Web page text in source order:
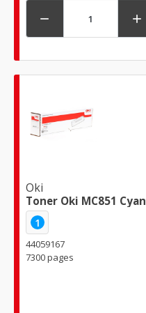
 
Oki
Toner Oki MC851 Cyan
1
44059167
7300 pages